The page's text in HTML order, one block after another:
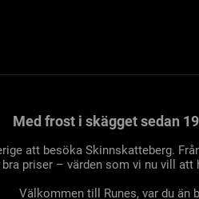
Med frost i skägget sedan
att besöka Skinnskatteberg.
priser – värden som vi nu vill att
Välkommen till Runes, var du än